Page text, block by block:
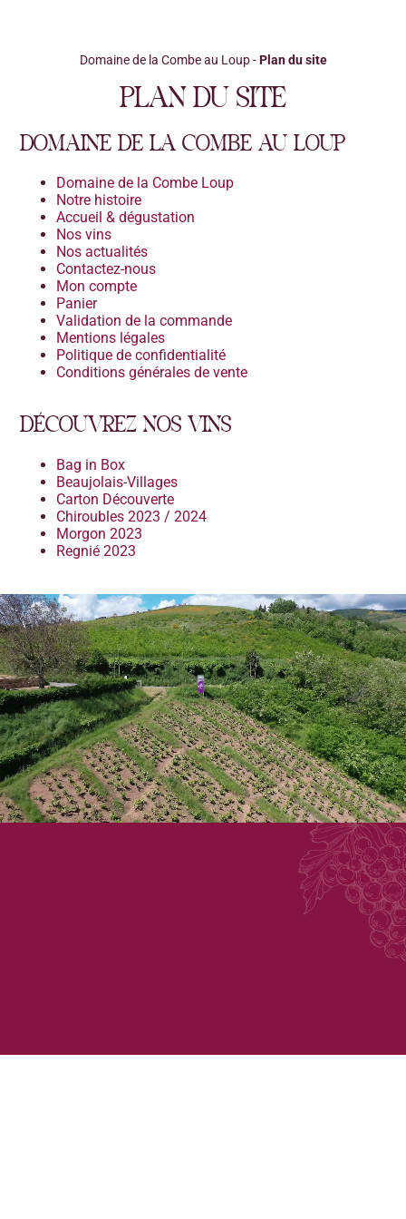
Domaine de la Combe au Loup-Plan du site
PLAN DU SITE
DOMAINE DE LA COMBE AU LOUP
Domaine de la Combe Loup
Notre histoire
Accueil & dégustation
Nos vins
Nos actualités
Contactez-nous
Mon compte
Panier
Validation de la commande
Mentions légales
Politique de confidentialité
Conditions générales de vente
DÉCOUVREZ NOS VINS
Bag in Box
Beaujolais-Villages
Carton Découverte
Chiroubles 2023 / 2024
Morgon 2023
Regnié 2023